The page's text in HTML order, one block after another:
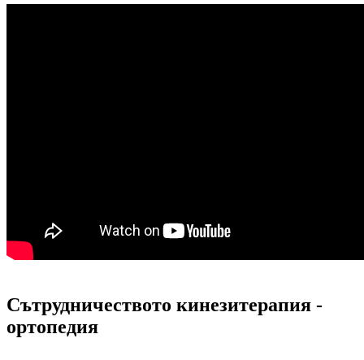
Сътрудничеството кинезитерапия -
ортопедия